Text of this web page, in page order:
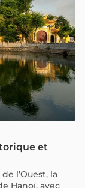
et
l’Ouest, la
Hanoï, avec